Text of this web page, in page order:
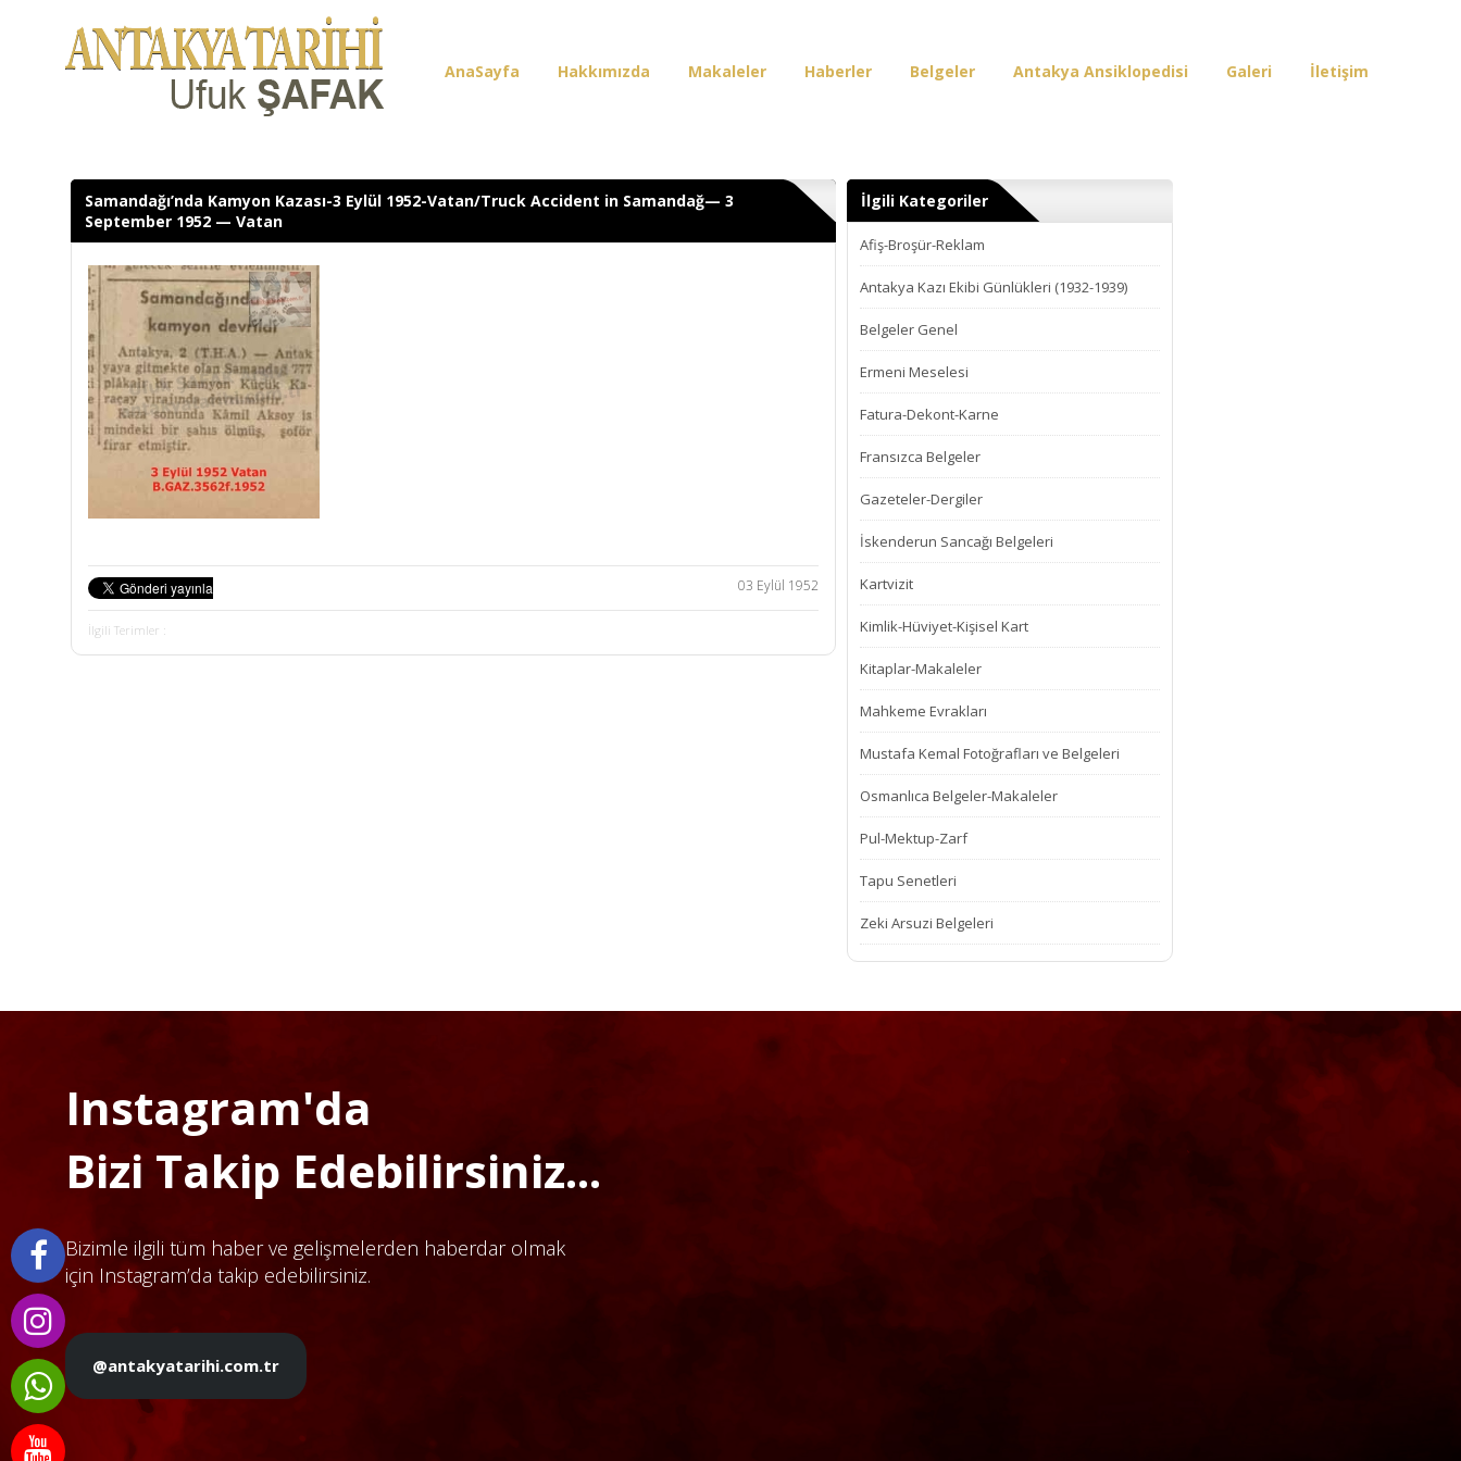
AnaSayfa Hakkımızda Makaleler Haberler Belgeler Antakya Ansiklopedisi Galeri İletişim
Samandağı’nda Kamyon Kazası-3 Eylül 1952-Vatan/Truck Accident in Samandağ— 3
September 1952 — Vatan
03 Eylül 1952
İlgili Terimler :
İlgili Kategoriler
Afiş-Broşür-Reklam
Antakya Kazı Ekibi Günlükleri (1932-1939)
Belgeler Genel
Ermeni Meselesi
Fatura-Dekont-Karne
Fransızca Belgeler
Gazeteler-Dergiler
İskenderun Sancağı Belgeleri
Kartvizit
Kimlik-Hüviyet-Kişisel Kart
Kitaplar-Makaleler
Mahkeme Evrakları
Mustafa Kemal Fotoğrafları ve Belgeleri
Osmanlıca Belgeler-Makaleler
Pul-Mektup-Zarf
Tapu Senetleri
Zeki Arsuzi Belgeleri
Instagram'da
Bizi Takip Edebilirsiniz...
Bizimle ilgili tüm haber ve gelişmelerden haberdar olmak
için Instagram’da takip edebilirsiniz.
@antakyatarihi.com.tr